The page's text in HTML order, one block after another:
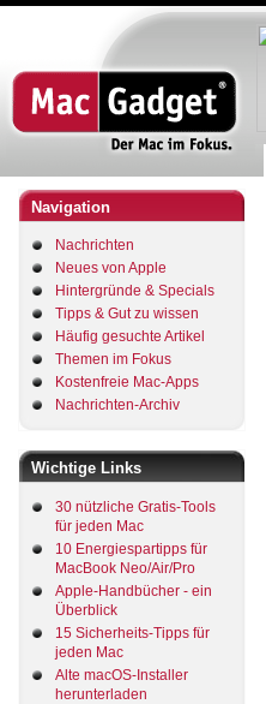
Navigation
Nachrichten
Neues von Apple
Hintergründe & Specials
Tipps & Gut zu wissen
Häufig gesuchte Artikel
Themen im Fokus
Kostenfreie Mac-Apps
Nachrichten-Archiv
Wichtige Links
30 nützliche Gratis-Tools
für jeden Mac
10 Energiespartipps für
MacBook Neo/Air/Pro
Apple-Handbücher - ein
Überblick
15 Sicherheits-Tipps für
jeden Mac
Alte macOS-Installer
herunterladen